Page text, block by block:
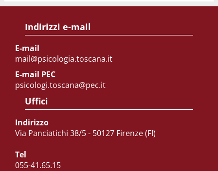
Indirizzi e-mail
E-mail
mail@psicologia.toscana.it
E-mail PEC
psicologi.toscana@pec.it
Uffici
Indirizzo
Via Panciatichi 38/5 - 50127 Firenze (FI)
Tel
055-41.65.15